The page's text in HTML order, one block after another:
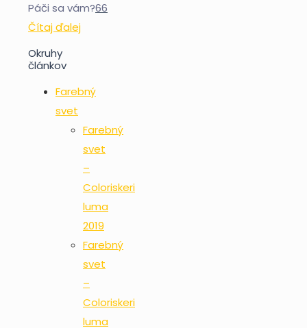
Páči sa vám?66
Čítaj ďalej
Okruhy
článkov
Farebný
svet
Farebný
svet
–
Coloriskeri
luma
2019
Farebný
svet
–
Coloriskeri
luma